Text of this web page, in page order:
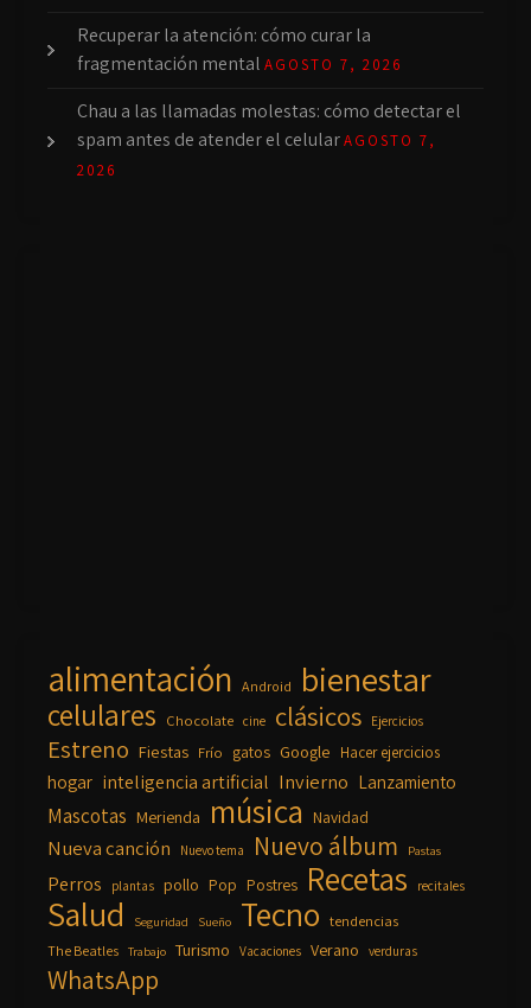
Recuperar la atención: cómo curar la
fragmentación mental AGOSTO 7, 2026
Chau a las llamadas molestas: cómo detectar el
spam antes de atender el celularAGOSTO 7,
2026
alimentación Android bienestar
celulares Chocolate cine clásicos Ejercicios
Estreno Fiestas Frío gatos Google Hacer ejercicios
hogar inteligencia artificial Invierno Lanzamiento
Mascotas Merienda música Navidad
Nueva canción Nuevo tema Nuevo álbum Pastas
Perros plantas pollo Pop Postres Recetas recitales
Salud Seguridad Sueño Tecno tendencias
The Beatles Trabajo Turismo Vacaciones Verano verduras
WhatsApp